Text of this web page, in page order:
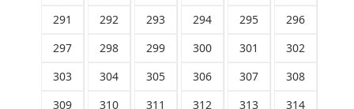
291
292 293 294 295
296
297
298 299 300 301
302
303
304 305 306 307
308
309
310 311 312 313
314